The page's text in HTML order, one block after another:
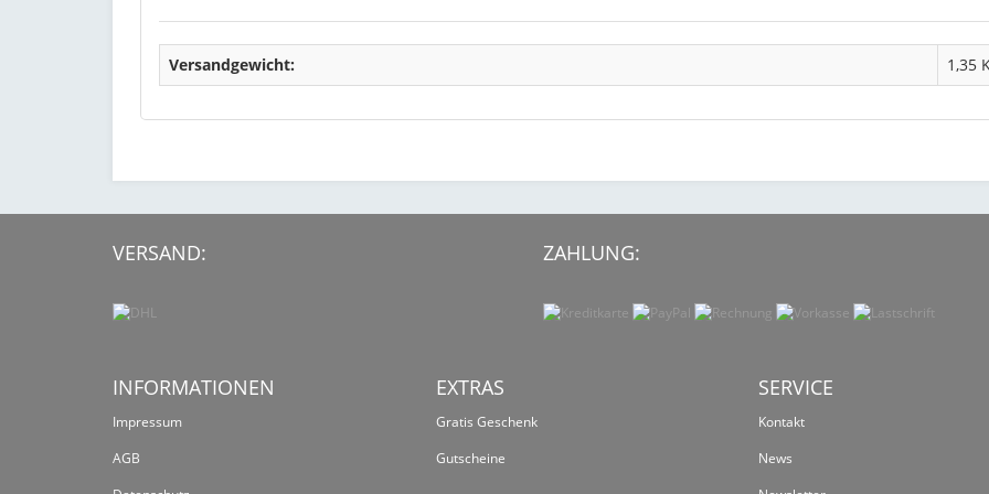
Versandgewicht: 1,35
VERSAND: ZAHLUNG:
INFORMATIONEN
Impressum
AGB
EXTRAS
Gratis Geschenk
Gutscheine
SERVICE
Kontakt
News